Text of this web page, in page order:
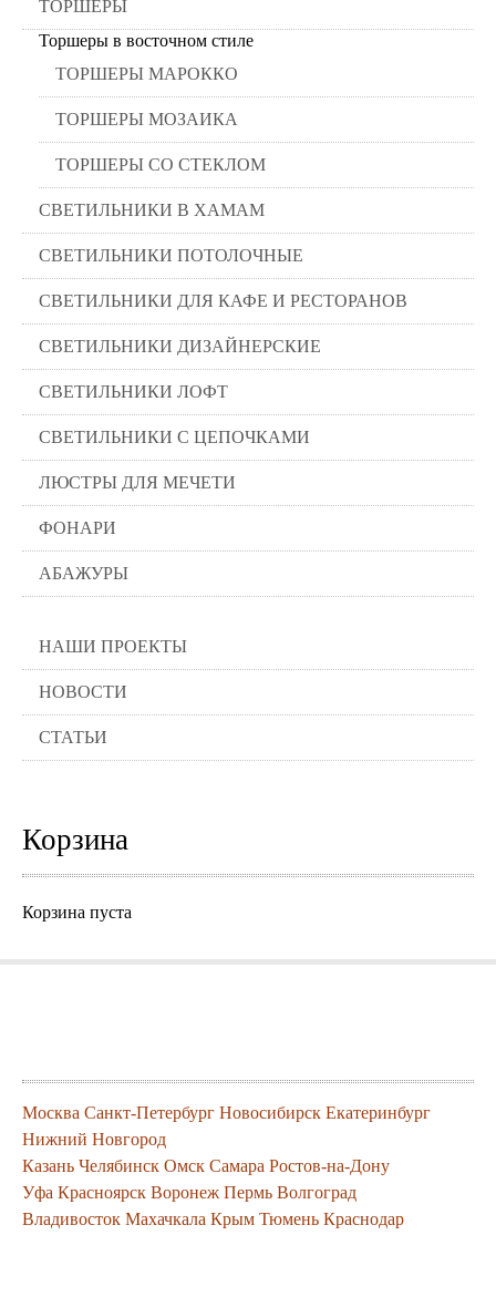
ТОРШЕРЫ
Торшеры в восточном стиле
ТОРШЕРЫ МАРОККО
ТОРШЕРЫ МОЗАИКА
ТОРШЕРЫ СО СТЕКЛОМ
СВЕТИЛЬНИКИ В ХАМАМ
СВЕТИЛЬНИКИ ПОТОЛОЧНЫЕ
СВЕТИЛЬНИКИ ДЛЯ КАФЕ И РЕСТОРАНОВ
СВЕТИЛЬНИКИ ДИЗАЙНЕРСКИЕ
СВЕТИЛЬНИКИ ЛОФТ
СВЕТИЛЬНИКИ С ЦЕПОЧКАМИ
ЛЮСТРЫ ДЛЯ МЕЧЕТИ
ФОНАРИ
АБАЖУРЫ
НАШИ ПРОЕКТЫ
НОВОСТИ
СТАТЬИ
Корзина
Корзина пуста
Москва Санкт-Петербург Новосибирск Екатеринбург
Нижний Новгород
Казань Челябинск Омск Самара Ростов-на-Дону
Уфа Красноярск Воронеж Пермь Волгоград
Владивосток Махачкала Крым Тюмень Краснодар